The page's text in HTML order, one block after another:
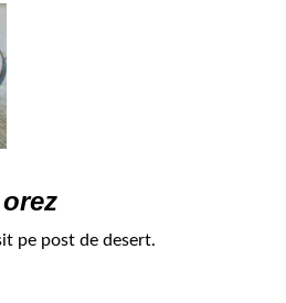
pe post de desert.